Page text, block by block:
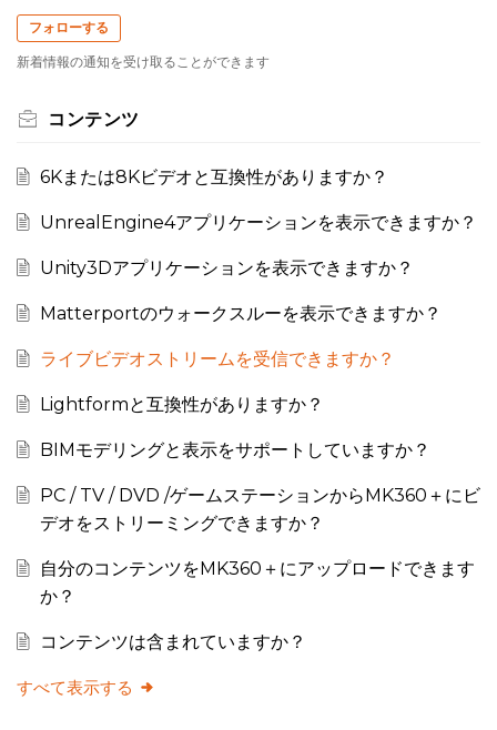
フォローする
新着情報の通知を受け取ることができます
コンテンツ
6Kまたは8Kビデオと互換性がありますか？
UnrealEngine4アプリケーションを表示できますか？
Unity3Dアプリケーションを表示できますか？
Matterportのウォークスルーを表示できますか？
ライブビデオストリームを受信できますか？
Lightformと互換性がありますか？
BIMモデリングと表示をサポートしていますか？
PC / TV / DVD /ゲームステーションからMK360＋にビ
デオをストリーミングできますか？
自分のコンテンツをMK360＋にアップロードできます
か？
コンテンツは含まれていますか？
すべて表示する